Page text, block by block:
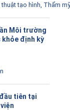
thuật tạo hình, Thẩm
Môi trường
định kỳ
tiên tại